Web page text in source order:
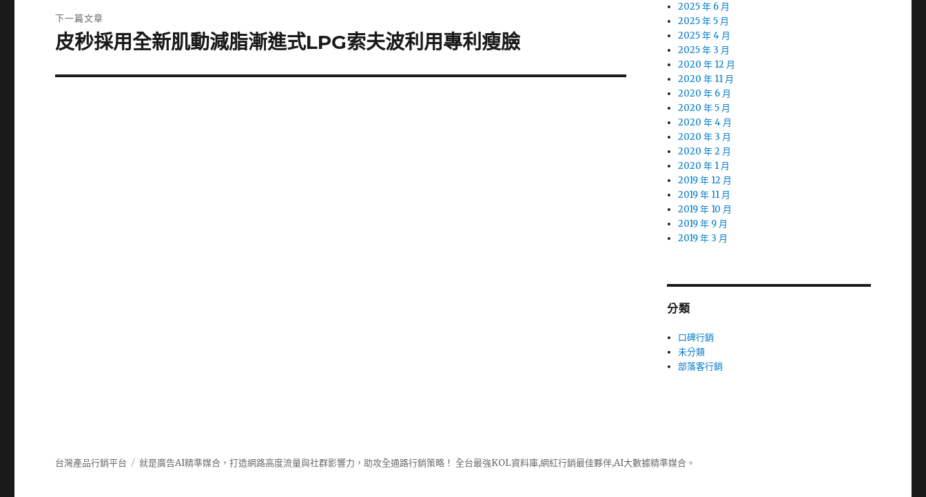
文
章:
下一篇文章
下
篇
皮秒採用全新肌動減脂漸進式LPG索夫波利用專利瘦臉
2025 年 6 月
2025 年 5 月
2025 年 4 月
2025 年 3 月
2020 年 12 月
2020 年 11 月
2020 年 6 月
2020 年 5 月
2020 年 4 月
2020 年 3 月
2020 年 2 月
2020 年 1 月
2019 年 12 月
2019 年 11 月
2019 年 10 月
2019 年 9 月
2019 年 3 月
分類
口碑行銷
未分類
部落客行銷
台灣產品行銷平台 就是廣告AI精準媒合，打造網路高度流量與社群影響力，助攻全通路行銷策略！ 全台最強KOL資料庫,網紅行銷最佳夥伴,AI大數據精準媒合。